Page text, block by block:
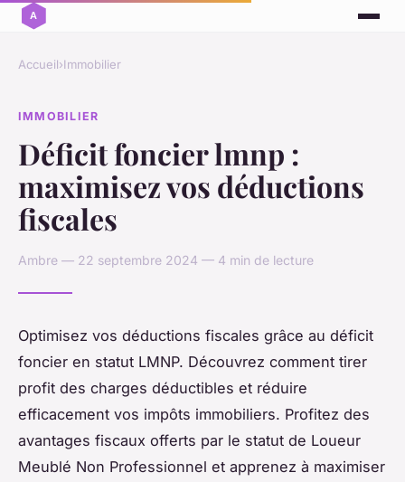
Accueil›Immobilier
IMMOBILIER
Déficit foncier lmnp :
maximisez vos déductions
fiscales
Ambre — 22 septembre 2024 — 4 min de lecture
Optimisez vos déductions fiscales grâce au déficit
foncier en statut LMNP. Découvrez comment tirer
profit des charges déductibles et réduire
efficacement vos impôts immobiliers. Profitez des
avantages fiscaux offerts par le statut de Loueur
Meublé Non Professionnel et apprenez à maximiser